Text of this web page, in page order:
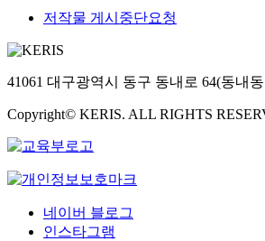
저작물 게시중단요청
41061 대구광역시 동구 동내로 64(동내
Copyright© KERIS. ALL RIGHTS
네이버 블로그
인스타그램